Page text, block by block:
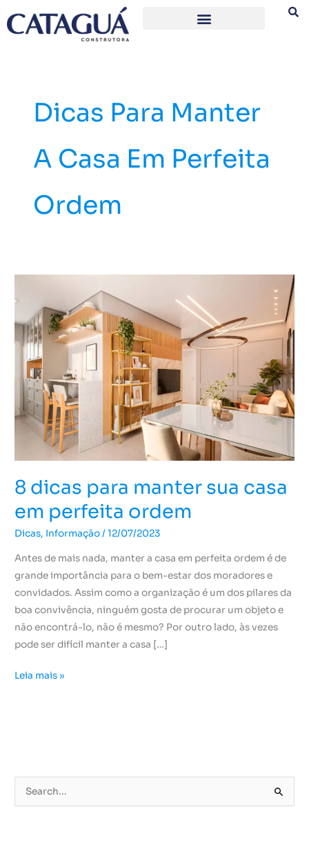
para
Dicas Para Manter
A Casa Em Perfeita
Ordem
8 dicas para manter sua casa
em perfeita ordem
Dicas, Informação/12/07/2023
Antes de mais nada, manter a casa em perfeita ordem é de
grande importância para o bem-estar dos moradores e
convidados. Assim como a organização é um dos pilares da
boa convivência, ninguém gosta de procurar um objeto e
não encontrá-lo, não é mesmo? Por outro lado, às vezes
pode ser difícil manter a casa […]
dicas
para
manter
casa
em
perfeita
ordem
Leia mais »
e